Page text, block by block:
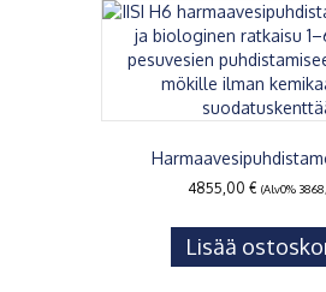
4855,00 € (Alv0%
Lisää